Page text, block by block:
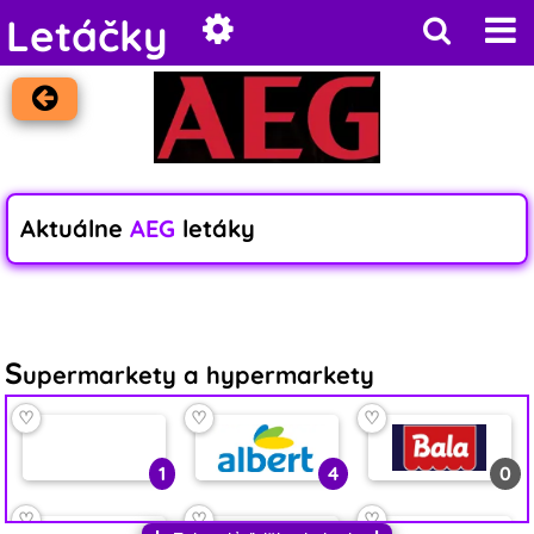
Letáčky
Aktuálne AEG letáky
Supermarkety a hypermarkety
1
♡
4
♡
0
♡
♡ ♡ ♡